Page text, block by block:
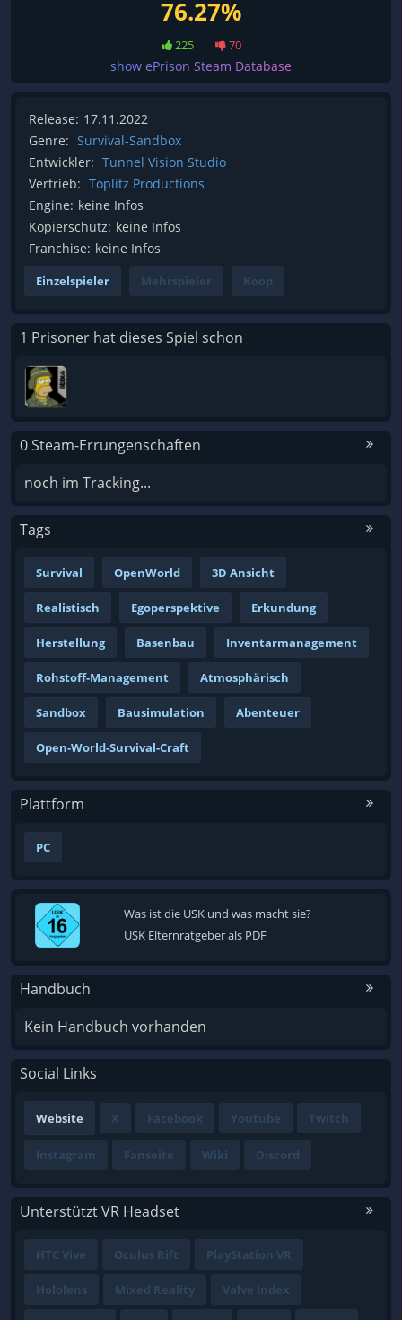
76.27%
225 70
show ePrison Steam Database
Release: 17.11.2022
Genre: Survival-Sandbox
Entwickler: Tunnel Vision Studio
Vertrieb: Toplitz Productions
Engine: keine Infos
Kopierschutz: keine Infos
Franchise: keine Infos
Einzelspieler Mehrspieler Koop
1 Prisoner hat dieses Spiel schon
0 Steam-Errungenschaften
noch im Tracking...
Tags
Survival OpenWorld 3D Ansicht
Realistisch Egoperspektive Erkundung
Herstellung Basenbau Inventarmanagement
Rohstoff-Management Atmosphärisch
Sandbox Bausimulation Abenteuer
Open-World-Survival-Craft
Plattform
PC
Was ist die USK und was macht sie?
USK Elternratgeber als PDF
Handbuch
Kein Handbuch vorhanden
Social Links
Website X Facebook Youtube Twitch
Instagram Fanseite Wiki Discord
Unterstützt VR Headset
HTC Vive Oculus Rift PlayStation VR
Hololens Mixed Reality Valve Index